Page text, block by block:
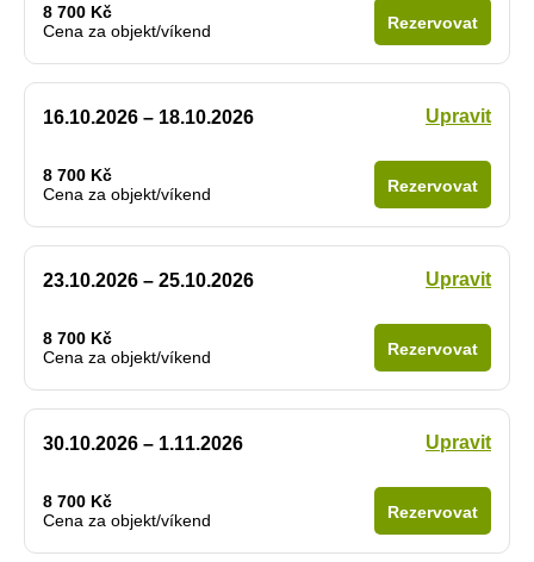
8 700 Kč
Cena za objekt/víkend
Rezervovat
16.10.2026 – 18.10.2026 Upravit
8 700 Kč
Cena za objekt/víkend
Rezervovat
23.10.2026 – 25.10.2026 Upravit
8 700 Kč
Cena za objekt/víkend
Rezervovat
30.10.2026 – 1.11.2026 Upravit
8 700 Kč
Cena za objekt/víkend
Rezervovat